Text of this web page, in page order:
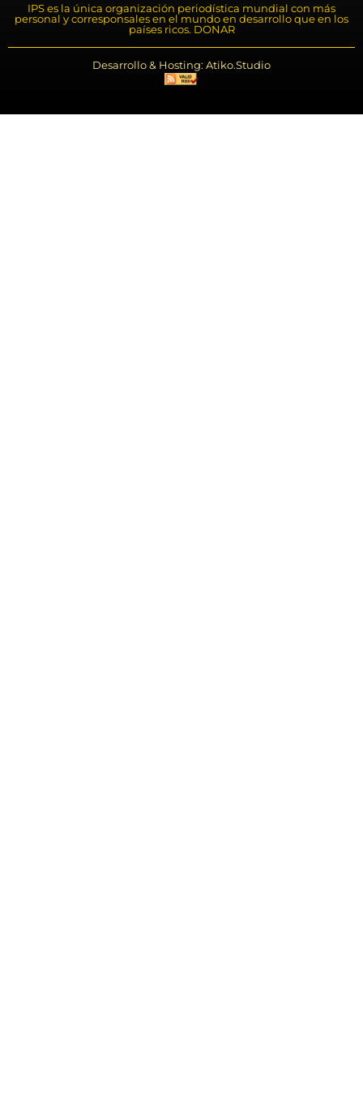
IPS es la única organización periodística mundial con más
personal y corresponsales en el mundo en desarrollo que en los
países ricos. DONAR
Desarrollo & Hosting: Atiko.Studio